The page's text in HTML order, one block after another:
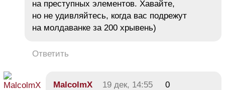
на преступных элементов. Хавайте,
но не удивляйтесь, когда вас подрежут
на молдаванке за 200 хрывень)
Ответить
MalcolmX 19 дек, 14:55
0